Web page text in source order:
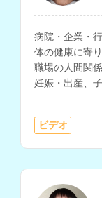
病院・企業・
体の健康に寄
職場の人間関
妊娠・出産、
生活習慣に関
ビデオ